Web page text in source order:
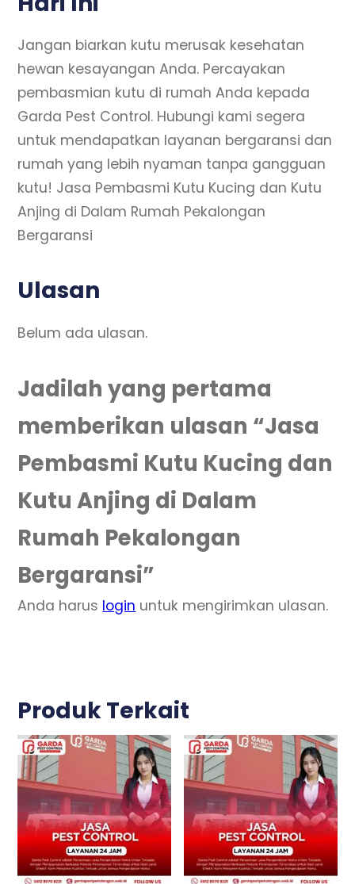
Jangan biarkan kutu merusak kesehatan
hewan kesayangan Anda. Percayakan
pembasmian kutu di rumah Anda kepada
Garda Pest Control. Hubungi kami segera
untuk mendapatkan layanan bergaransi dan
rumah yang lebih nyaman tanpa gangguan
kutu! Jasa Pembasmi Kutu Kucing dan Kutu
Anjing di Dalam Rumah Pekalongan
Bergaransi
Ulasan
Belum ada ulasan.
Jadilah yang pertama
memberikan ulasan “Jasa
Pembasmi Kutu Kucing dan
Kutu Anjing di Dalam
Rumah Pekalongan
Bergaransi”
Anda harus login untuk mengirimkan ulasan.
Produk Terkait